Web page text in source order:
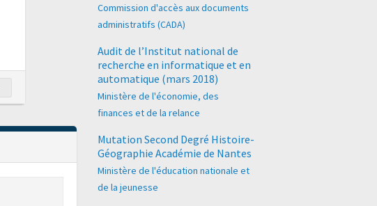
Commission d'accès aux documents
administratifs (CADA)
Audit de l’Institut national de
recherche en informatique et en
automatique (mars 2018)
Ministère de l'économie, des
finances et de la relance
Mutation Second Degré Histoire-
Géographie Académie de Nantes
Ministère de l'éducation nationale et
de la jeunesse